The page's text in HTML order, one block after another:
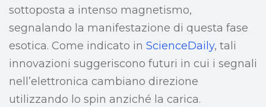
sottoposta a intenso magnetismo,
segnalando la manifestazione di questa fase
esotica. Come indicato in ScienceDaily, tali
innovazioni suggeriscono futuri in cui i segnali
nell’elettronica cambiano direzione
utilizzando lo spin anziché la carica.